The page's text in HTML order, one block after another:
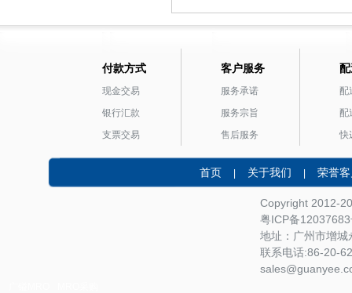
付款方式
现金交易
银行汇款
支票交易
客户服务
服务承诺
服务宗旨
售后服务
配
配
快
首页 | 关于我们 | 荣誉
Copyright 2012-
粤ICP备12037683
地址：广州市增
联系电话:86-20-